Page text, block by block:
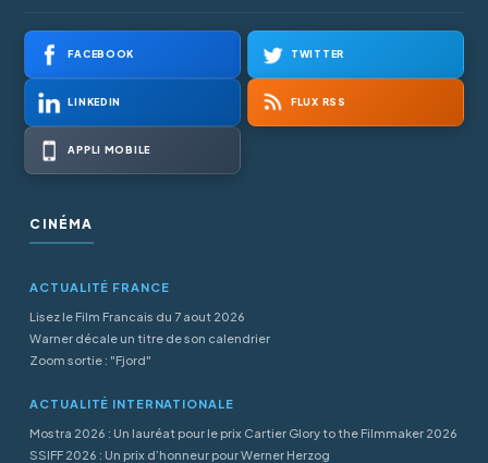
FACEBOOK TWITTER
LINKEDIN FLUX RSS
APPLI MOBILE
CINÉMA
ACTUALITÉ FRANCE
Lisez le Film Francais du 7 aout 2026
Warner décale un titre de son calendrier
Zoom sortie : "Fjord"
ACTUALITÉ INTERNATIONALE
Mostra 2026 : Un lauréat pour le prix Cartier Glory to the Filmmaker 2026
SSIFF 2026 : Un prix d’honneur pour Werner Herzog